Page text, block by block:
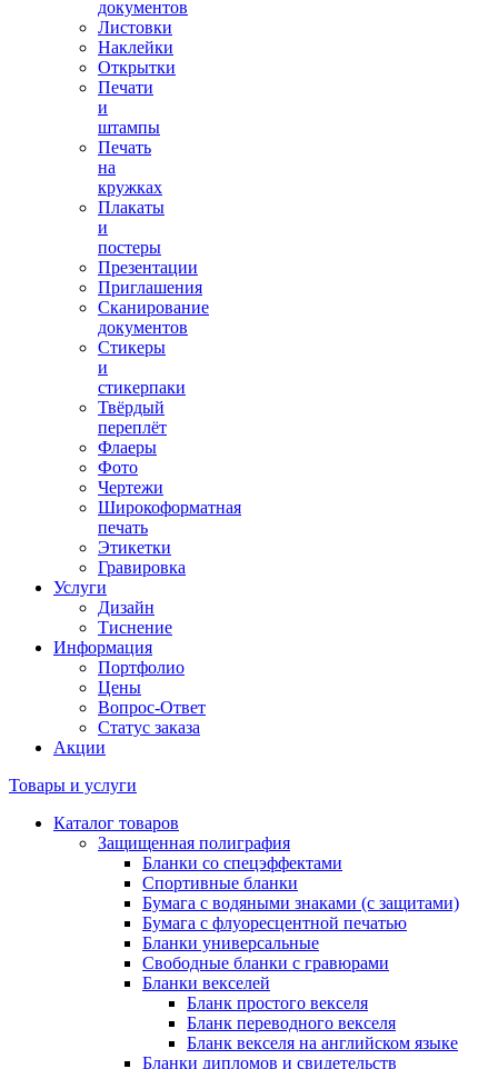
документов
Листовки
Наклейки
Открытки
Печати
и
штампы
Печать
на
кружках
Плакаты
и
постеры
Презентации
Приглашения
Сканирование
документов
Стикеры
и
стикерпаки
Твёрдый
переплёт
Флаеры
Фото
Чертежи
Широкоформатная
печать
Этикетки
Гравировка
Услуги
Дизайн
Тиснение
Информация
Портфолио
Цены
Вопрос-Ответ
Статус заказа
Акции
Товары и услуги
Каталог товаров
Защищенная полиграфия
Бланки со спецэффектами
Спортивные бланки
Бумага с водяными знаками (с защитами)
Бумага с флуоресцентной печатью
Бланки универсальные
Свободные бланки с гравюрами
Бланки векселей
Бланк простого векселя
Бланк переводного векселя
Бланк векселя на английском языке
Бланки дипломов и свидетельств